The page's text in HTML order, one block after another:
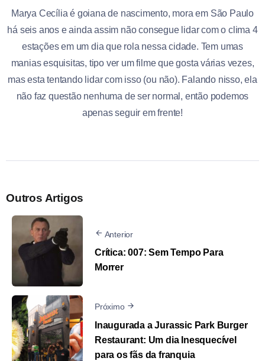
Marya Cecília é goiana de nascimento, mora em São Paulo
há seis anos e ainda assim não consegue lidar com o clima 4
estações em um dia que rola nessa cidade. Tem umas
manias esquisitas, tipo ver um filme que gosta várias vezes,
mas esta tentando lidar com isso (ou não). Falando nisso, ela
não faz questão nenhuma de ser normal, então podemos
apenas seguir em frente!
Outros Artigos
Anterior
Crítica: 007: Sem Tempo Para
Morrer
Próximo
Inaugurada a Jurassic Park Burger
Restaurant: Um dia Inesquecível
para os fãs da franquia